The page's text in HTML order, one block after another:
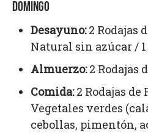
DOMINGO
Desayuno:2 Rodajas
Natural sin azúcar /
Almuerzo:2 Rodajas
Comida:2 Rodajas de
Vegetales verdes
cebollas, pimentón,